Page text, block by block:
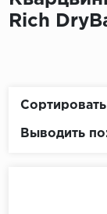
Подложка
Rich
Выводить